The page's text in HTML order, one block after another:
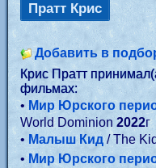
Пратт Крис
Добавить в
Крис Пратт
фильмах:
• Мир Юрского
World Dominion 2022г
• Малыш Кид/ The Kid
• Мир Юрского